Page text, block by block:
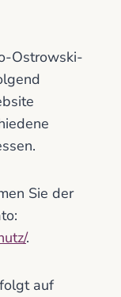
Ostrowski-
Sie der
.
auf